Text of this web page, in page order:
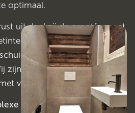
optimaal.
uit dankzij de grootformaat
De inloopdouche sluit
plafond en biedt
zijn erg tevreden met een
veel maatwerk.
badkamer en wil je hulp